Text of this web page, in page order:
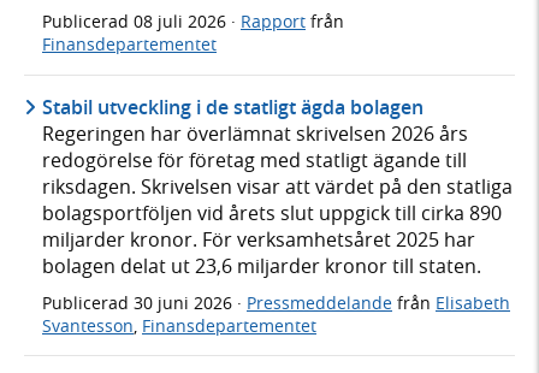
Publicerad 08 juli 2026 · Rapport från
Finansdepartementet
Stabil utveckling i de statligt ägda bolagen
Regeringen har överlämnat skrivelsen 2026 års
redogörelse för företag med statligt ägande till
riksdagen. Skrivelsen visar att värdet på den statliga
bolagsportföljen vid årets slut uppgick till cirka 890
miljarder kronor. För verksamhetsåret 2025 har
bolagen delat ut 23,6 miljarder kronor till staten.
Publicerad 30 juni 2026 · Pressmeddelande från Elisabeth
Svantesson, Finansdepartementet